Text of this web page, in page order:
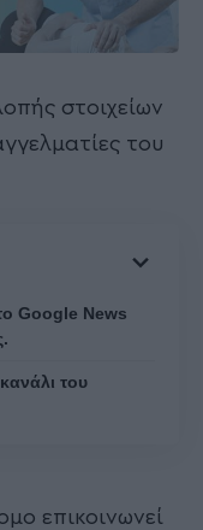
στοιχείων
του
Google News
του
επικοινωνεί